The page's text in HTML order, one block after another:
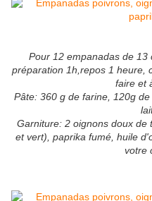
Pour 12 empanadas de 13
préparation 1h,repos 1 heure,
faire et
Pâte: 360 g de farine, 120g
Garniture: 2 oignons doux de
et vert), paprika fumé, huile
votre